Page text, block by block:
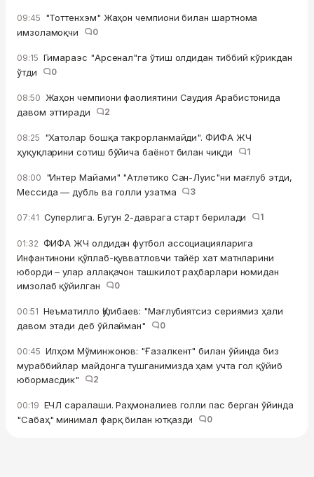
09:45 "Тоттенхэм" Жаҳон чемпиони билан шартнома
имзоламоқчи
0
09:15 Гимараэс "Арсенал"га ўтиш олдидан тиббий кўрикдан
ўтди
0
08:50 Жаҳон чемпиони фаолиятини Саудия Арабистонида
давом эттиради
2
08:25 "Хатолар бошқа такрорланмайди". ФИФА ЖЧ
ҳуқуқларини сотиш бўйича баёнот билан чиқди
1
08:00 "Интер Майами" "Атлетико Сан-Луис"ни мағлуб этди,
Мессида — дубль ва голли узатма
3
07:41 Суперлига. Бугун 2-даврага старт берилади 1
01:32 ФИФА ЖЧ олдидан футбол ассоциацияларига
Инфантинони қўллаб-қувватловчи тайёр хат матнларини
юборди – улар аллақачон ташкилот раҳбарлари номидан
имзолаб қўйилган
0
00:51 Неъматилло Қутибаев: "Мағлубиятсиз сериямиз ҳали
давом этади деб ўйлайман"
0
00:45 Илҳом Мўминжонов: "Ғазалкент" билан ўйинда биз
мураббийлар майдонга тушганимизда ҳам учта гол қўйиб
юбормасдик"
2
00:19 ЕЧЛ саралаши. Раҳмоналиев голли пас берган ўйинда
"Сабаҳ" минимал фарқ билан ютқазди
0